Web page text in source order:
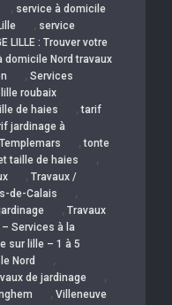
, service à domicile
, service
LILLE : Trouver votre
domicile Nord travaux
, Services
roubaix
de haies ,tarif
jardinage à
Templemars ,tonte
taille de haies ,
, Travaux /
de-Calais
,
, Travaux
Services à la
sur lille – 1 à 5
Nord ,
de jardinage ,
, Villeneuve